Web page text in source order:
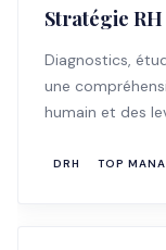
Stratégie
Diagnostics,
une
humain et des
DRH TOP